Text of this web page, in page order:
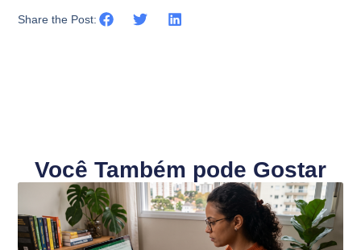
Share the Post:
Você Também pode Gostar